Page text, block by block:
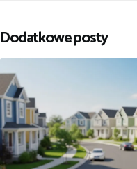
Dodatkowe posty